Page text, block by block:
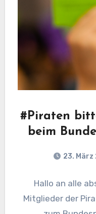
#Piraten
beim
23. März
Hallo an alle
Mitglieder der